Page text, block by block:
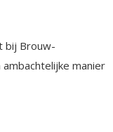
bij Brouw-
manier